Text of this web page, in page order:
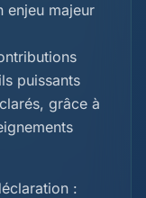
enjeu majeur
puissants
grâce à
: